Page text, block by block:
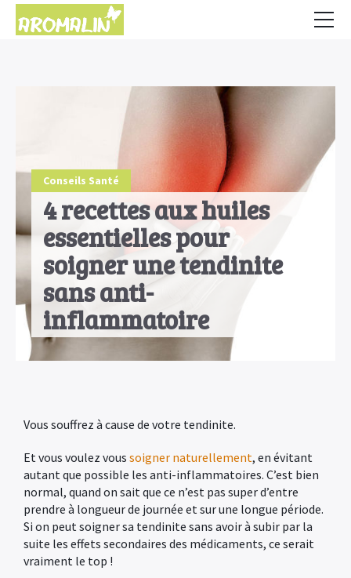
Conseils Santé
4 recettes aux huiles
essentielles pour
soigner une tendinite
sans anti-
inflammatoire
Vous souffrez à cause de votre tendinite.
Et vous voulez vous soigner naturellement, en évitant
autant que possible les anti-inflammatoires. C’est bien
normal, quand on sait que ce n’est pas super d’entre
prendre à longueur de journée et sur une longue période.
Si on peut soigner sa tendinite sans avoir à subir par la
suite les effets secondaires des médicaments, ce serait
vraiment le top !
Fiches Huiles Essentielles
COMMENCER ICI